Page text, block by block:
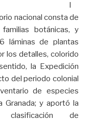
l
nacional consta de
botánicas, y
láminas de plantas
los detalles, colorido
la Expedición
del periodo colonial
de especies
Granada; y aportó la
de